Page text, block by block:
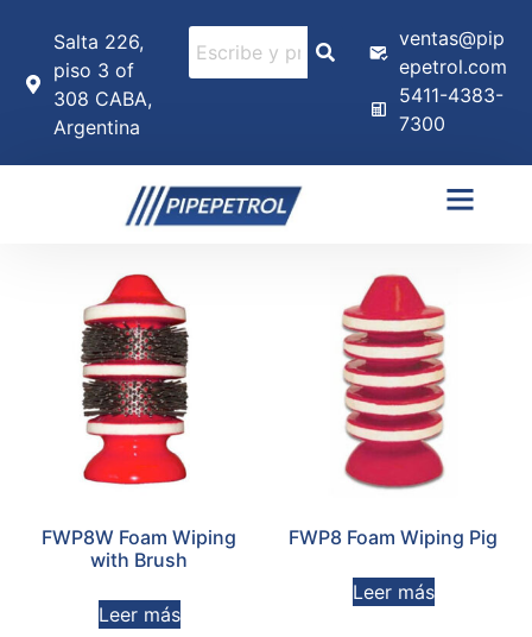
Salta 226,
piso 3 of
308 CABA,
Argentina
ventas@pip
epetrol.com
5411-4383-
7300
FWP8W Foam Wiping
with Brush
Leer más
FWP8 Foam Wiping Pig
Leer más